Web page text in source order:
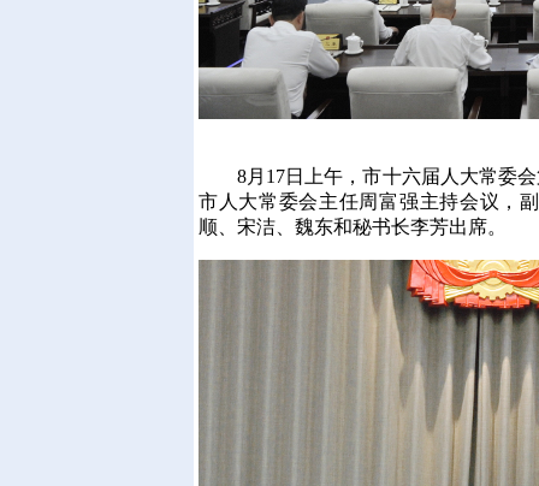
8月17日上午，市十六届人大常委会
市人大常委会主任周富强主持会议，
顺、宋洁、魏东和秘书长李芳出席。